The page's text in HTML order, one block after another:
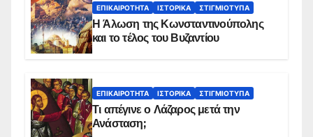
ΕΠΙΚΑΙΡΌΤΗΤΑ ΙΣΤΟΡΙΚΆ ΣΤΙΓΜΙΌΤΥΠΑ
Η Άλωση της Κωνσταντινούπολης
και το τέλος του Βυζαντίου
ΕΠΙΚΑΙΡΌΤΗΤΑ ΙΣΤΟΡΙΚΆ ΣΤΙΓΜΙΌΤΥΠΑ
Τι απέγινε ο Λάζαρος μετά την
Ανάσταση;